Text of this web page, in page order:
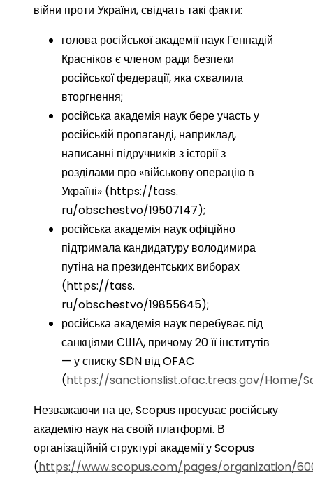
війни проти України, свідчать такі факти:
голова російської академії наук Геннадій
Красніков є членом ради безпеки
російської федерації, яка схвалила
вторгнення;
російська академія наук бере участь у
російській пропаганді, наприклад,
написанні підручників з історії з
розділами про «військову операцію в
Україні» (https://tass.
ru/obschestvo/19507147);
російська академія наук офіційно
підтримала кандидатуру володимира
путіна на президентських виборах
(https://tass.
ru/obschestvo/19855645);
російська академія наук перебуває під
санкціями США, причому 20 її інститутів
— у списку SDN від OFAC
(https://sanctionslist.ofac.treas.gov/Home/
Незважаючи на це, Scopus просуває російську
академію наук на своїй платформі. В
організаційній структурі академії у Scopus
(https://www.scopus.com/pages/organization/